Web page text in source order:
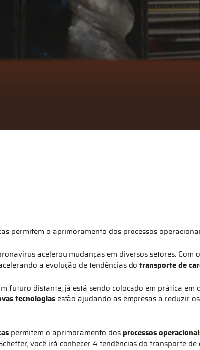
permitem o aprimoramento dos processos
acelerou mudanças em diversos setores. Com o
a evolução de tendências do transporte de
futuro distante, já está sendo colocado em prática em
tecnologias estão ajudando as empresas a reduzir
permitem o aprimoramento dos processos
você irá conhecer 4 tendências do transporte de